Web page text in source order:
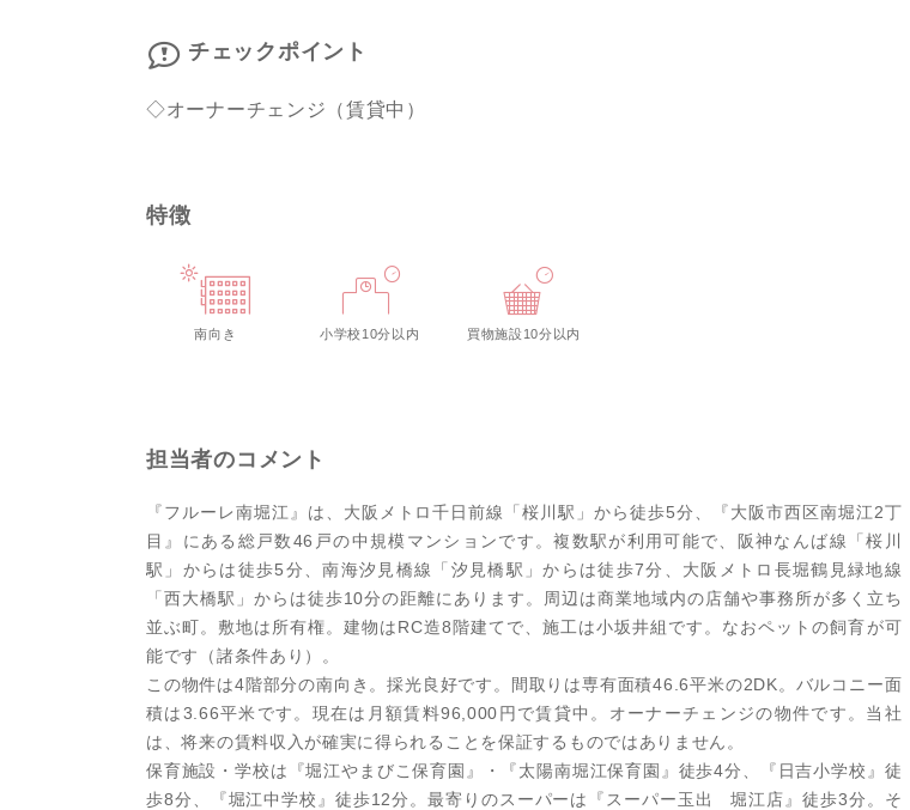
チェックポイント
◇オーナーチェンジ（賃貸中）
特徴
南向き 小学校10分以内 買物施設10分以内
担当者のコメント
『フルーレ南堀江』は、大阪メトロ千日前線「桜川駅」から徒歩5分、『大阪市西区南堀江2丁
目』にある総戸数46戸の中規模マンションです。複数駅が利用可能で、阪神なんば線「桜川
駅」からは徒歩5分、南海汐見橋線「汐見橋駅」からは徒歩7分、大阪メトロ長堀鶴見緑地線
「西大橋駅」からは徒歩10分の距離にあります。周辺は商業地域内の店舗や事務所が多く立ち
並ぶ町。敷地は所有権。建物はRC造8階建てで、施工は小坂井組です。なおペットの飼育が可
能です（諸条件あり）。
この物件は4階部分の南向き。採光良好です。間取りは専有面積46.6平米の2DK。バルコニー面
積は3.66平米です。現在は月額賃料96,000円で賃貸中。オーナーチェンジの物件です。当社
は、将来の賃料収入が確実に得られることを保証するものではありません。
保育施設・学校は『堀江やまびこ保育園』・『太陽南堀江保育園』徒歩4分、『日吉小学校』徒
歩8分、『堀江中学校』徒歩12分。最寄りのスーパーは『スーパー玉出 堀江店』徒歩3分。そ